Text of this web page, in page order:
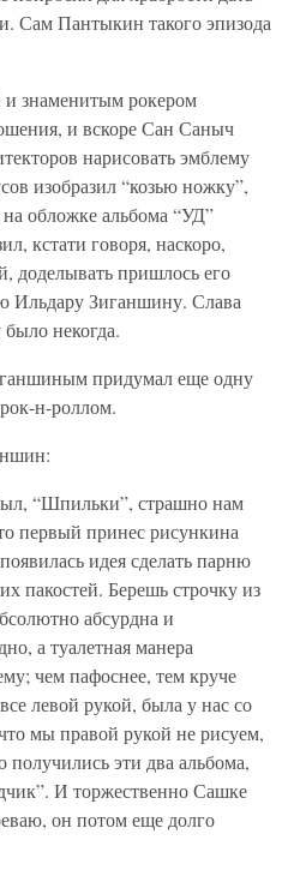
Сам Пантыкин такого эпизода
знаменитым рокером
и вскоре Сан Саныч
нарисовать эмблему
изобразил “козью ножку”,
обложке альбома “УД”
кстати говоря, наскоро,
доделывать пришлось его
Ильдару Зиганшину. Слава
некогда.
придумал еще одну
н-роллом.
“Шпильки”, страшно нам
первый принес рисункина
идея сделать парню
пакостей. Берешь строчку из
абсурдна и
а туалетная манера
чем пафоснее, тем круче
левой рукой, была у нас со
мы правой рукой не рисуем,
получились эти два альбома,
И торжественно Сашке
он потом еще долго